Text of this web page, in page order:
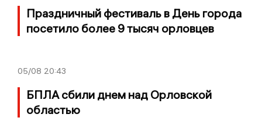
Праздничный фестиваль в День города
посетило более 9 тысяч орловцев
05/08 20:43
БПЛА сбили днем над Орловской
областью